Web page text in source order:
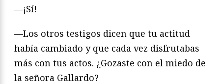
—¡Sí!
—Los otros testigos dicen que tu actitud
había cambiado y que cada vez disfrutabas
más con tus actos. ¿Gozaste con el miedo de
la señora Gallardo?